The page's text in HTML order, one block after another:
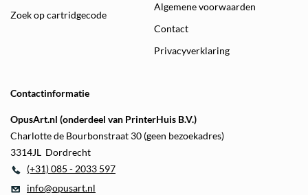
Zoek op cartridgecode
Algemene voorwaarden
Contact
Privacyverklaring
Contactinformatie
OpusArt.nl (onderdeel van PrinterHuis B.V.)
Charlotte de Bourbonstraat 30 (geen bezoekadres)
3314JL Dordrecht
(+31) 085 - 2033 597
info@opusart.nl